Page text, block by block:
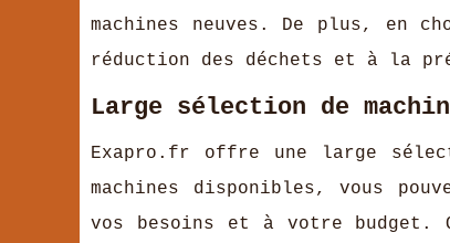
machines neuves. De plus, en
réduction des déchets et à la
Large sélection de
Exapro.fr offre une large
machines disponibles, vous
vos besoins et à votre budget.